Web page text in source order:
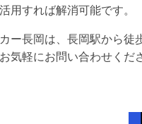
用すれば解消可能です。
ー長岡は、長岡駅から
気軽にお問い合わせくだ